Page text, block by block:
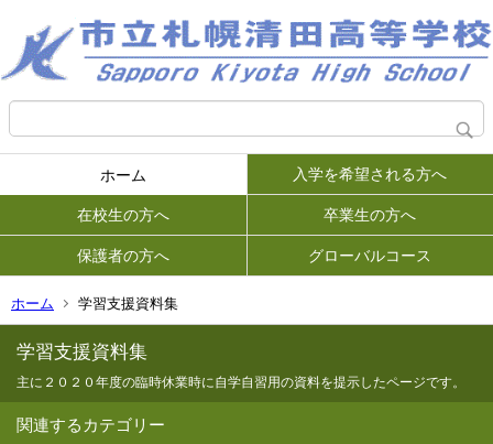
ホーム 入学を希望される方へ
在校生の方へ 卒業生の方へ
保護者の方へ グローバルコース
ホーム 学習支援資料集
学習支援資料集
主に２０２０年度の臨時休業時に自学自習用の資料を提示したページです。
関連するカテゴリー